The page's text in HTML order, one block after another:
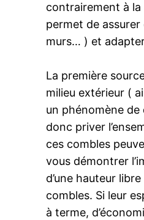
contrairement à
permet de
murs… ) et
La première
milieu extérieur (
un phénomène de
donc priver
ces combles
vous démontrer
d’une hauteur
combles. Si leur
à terme,